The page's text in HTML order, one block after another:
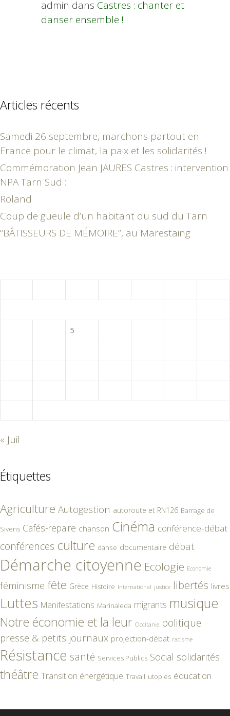
admin dans Castres : chanter et
danser ensemble !
Articles récents
Samedi 26 septembre, marchons partout en
France pour le climat, la paix et les solidarités !
Commémoration Jean JAURES Castres : intervention
NPA Tarn Sud :
Roland
Coup de gueule d’un habitant du sud du Tarn
“BÂTISSEURS DE MÉMOIRE”, au Marestaing
5
« Juil
Étiquettes
Agriculture Autogestion autoroute et RN126 Barrage de
Sivens Cafés-repaire chanson Cinéma conférence-débat
conférences culture danse documentaire débat
Démarche citoyenne Ecologie Economie
féminisme fête Grèce Histoire International justice libertés livres
Luttes Manifestations Marinaleda migrants musique
Notre économie et la leur Occitanie politique
presse & petits journaux projection-débat racisme
Résistance santé Services Publics Social solidarités
théâtre Transition énergétique Travail utopies éducation